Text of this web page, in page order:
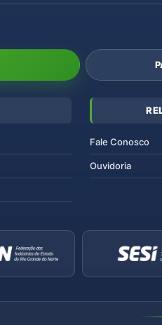
Fale Conosco
Ouvidoria